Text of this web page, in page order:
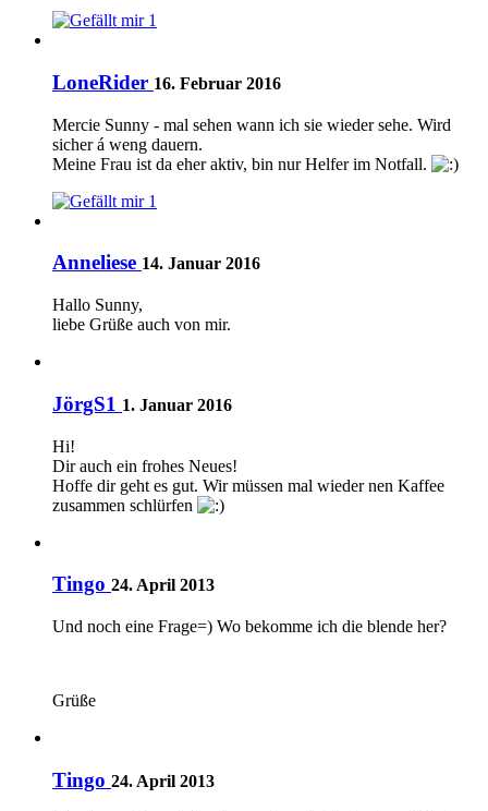
1
LoneRider 16. Februar 2016
Mercie Sunny - mal sehen wann ich sie wieder sehe. Wird
sicher á weng dauern.
Meine Frau ist da eher aktiv, bin nur Helfer im Notfall.
1
Anneliese 14. Januar 2016
Hallo Sunny,
liebe Grüße auch von mir.
JörgS1 1. Januar 2016
Hi!
Dir auch ein frohes Neues!
Hoffe dir geht es gut. Wir müssen mal wieder nen Kaffee
zusammen schlürfen
Tingo 24. April 2013
Und noch eine Frage=) Wo bekomme ich die blende her?
Grüße
Tingo 24. April 2013